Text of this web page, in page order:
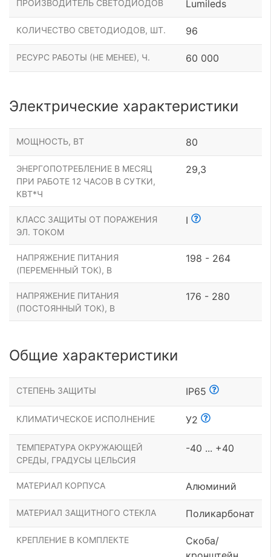
ПРОИЗВОДИТЕЛЬ СВЕТОДИОДОВ Lumileds
КОЛИЧЕСТВО СВЕТОДИОДОВ, ШТ. 96
РЕСУРС РАБОТЫ (НЕ МЕНЕЕ), Ч. 60 000
Электрические характеристики
МОЩНОСТЬ, ВТ 80
ЭНЕРГОПОТРЕБЛЕНИЕ В МЕСЯЦ
ПРИ РАБОТЕ 12 ЧАСОВ В СУТКИ,
КВТ*Ч
29,3
КЛАСС ЗАЩИТЫ ОТ ПОРАЖЕНИЯ
ЭЛ. ТОКОМ
I
НАПРЯЖЕНИЕ ПИТАНИЯ
(ПЕРЕМЕННЫЙ ТОК), В
198 - 264
НАПРЯЖЕНИЕ ПИТАНИЯ
(ПОСТОЯННЫЙ ТОК), В
176 - 280
Общие характеристики
СТЕПЕНЬ ЗАЩИТЫ IP65
КЛИМАТИЧЕСКОЕ ИСПОЛНЕНИЕ У2
ТЕМПЕРАТУРА ОКРУЖАЮЩЕЙ
СРЕДЫ, ГРАДУСЫ ЦЕЛЬСИЯ
-40 ... +40
МАТЕРИАЛ КОРПУСА Алюминий
МАТЕРИАЛ ЗАЩИТНОГО СТЕКЛА Поликарбонат
КРЕПЛЕНИЕ В КОМПЛЕКТЕ
Скоба/